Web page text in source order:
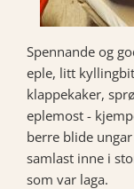
Spennande og
eple, litt
klappekaker,
eplemost -
berre blide
samlast inne i
som var laga.